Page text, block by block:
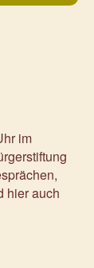
im
hier auch